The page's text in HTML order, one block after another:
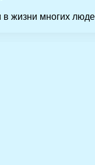
жизни многих